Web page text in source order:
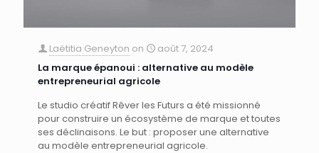
Laëtitia Geneyton on
août 7, 2024
La marque épanoui : alternative au modèle
entrepreneurial agricole
Le studio créatif Rêver les Futurs a été missionné
pour construire un écosystème de marque et toutes
ses déclinaisons. Le but : proposer une alternative
au modèle entrepreneurial agricole.